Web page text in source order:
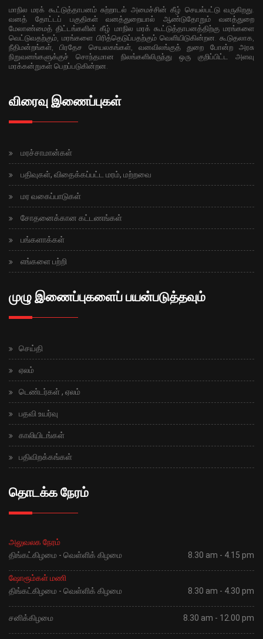
மாநில மரக் கூட்டுத்தாபனம் சுற்றாடல் அமைச்சின் கீழ் செயல்பட்டு வருகிறது.
வனத் தோட்டப் பகுதிகள் வனத்துறையால் ஆண்டுதோறும் வனத்துறை
மேலாண்மைத் திட்டங்களின் கீழ் மாநில மரக் கூட்டுத்தாபனத்திற்கு மரங்களை
வெட்டுவதற்கும், மரங்களை பிரித்தெடுப்பதற்கும் வெளியிடுகின்றன. கூடுதலாக,
நீதிமன்றங்கள், பிரதேச செயலகங்கள், வனவிலங்குத் துறை போன்ற அரசு
நிறுவனங்களுக்குச் சொந்தமான நிலங்களிலிருந்து ஒரு குறிப்பிட்ட அளவு
மரக்கன்றுகள் பெறப்படுகின்றன.
விரைவு இணைப்புகள்
மரச்சாமான்கள்
பதிவுகள், விதைக்கப்பட்ட மரம், மற்றவை
மர வகைப்பாடுகள்
சோதனைக்கான கட்டணங்கள்
பங்களாக்கள்
எங்களை பற்றி
முழு இணைப்புகளைப் பயன்படுத்தவும்
செய்தி
ஏலம்
டெண்டர்கள் , ஏலம்
பதவி உயர்வு
காலியிடங்கள்
பதிவிறக்கங்கள்
தொடக்க நேரம்
அலுவலக நேரம்
திங்கட்கிழமை - வெள்ளிக் கிழமை
8.30 am - 4.15 pm
ஷோரூம்கள் மணி
திங்கட்கிழமை - வெள்ளிக் கிழமை
8.30 am - 4.30 pm
சனிக்கிழமை 8.30 am - 12.00 pm